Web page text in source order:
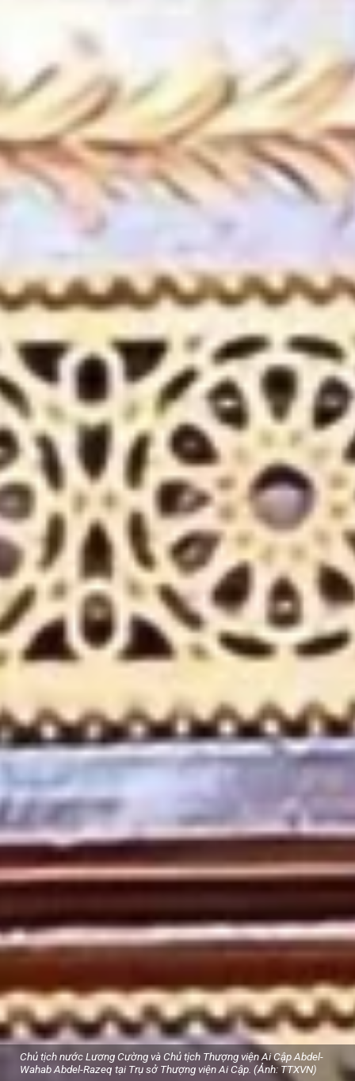
Chủ tịch nước Lương Cường và Chủ tịch Thượng viện Ai Cập Abdel-
Wahab Abdel-Razeq tại Trụ sở Thượng viện Ai Cập. (Ảnh: TTXVN)